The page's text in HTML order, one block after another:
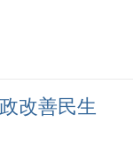
改善民生